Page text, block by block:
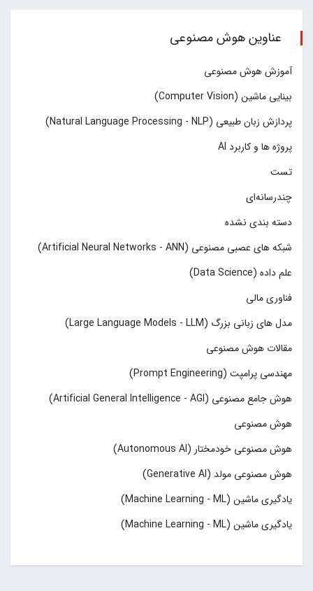
عناوین هوش مصنوعی
آموزش هوش مصنوعی
بینایی ماشین (Computer Vision)
پردازش زبان طبیعی (Natural Language Processing - NLP)
پروژه ها و کاربرد AI
تست
چند‌‌رسانه‌ای
دسته بندی نشده
شبکه های عصبی مصنوعی (Artificial Neural Networks - ANN)
علم داده (Data Science)
فناوری مالی
مدل های زبانی بزرگ (Large Language Models - LLM)
مقالات هوش مصنوعی
مهندسی پرامپت (Prompt Engineering)
هوش جامع مصنوعی (Artificial General Intelligence - AGI)
هوش مصنوعی
هوش مصنوعی خودمختار (Autonomous AI)
هوش مصنوعی مولد (Generative AI)
یادگیری ماشین (Machine Learning - ML)
یادگیری ماشین (Machine Learning - ML)